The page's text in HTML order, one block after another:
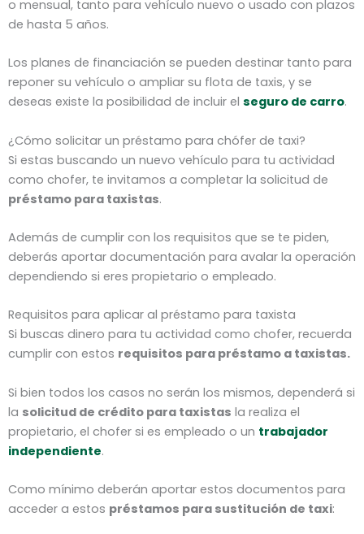
o mensual, tanto para vehículo nuevo o usado con plazos
de hasta 5 años.
Los planes de financiación se pueden destinar tanto para
reponer su vehículo o ampliar su flota de taxis, y se
deseas existe la posibilidad de incluir el seguro de carro.
¿Cómo solicitar un préstamo para chófer de taxi?
Si estas buscando un nuevo vehículo para tu actividad
como chofer, te invitamos a completar la solicitud de
préstamo para taxistas.
Además de cumplir con los requisitos que se te piden,
deberás aportar documentación para avalar la operación
dependiendo si eres propietario o empleado.
Requisitos para aplicar al préstamo para taxista
Si buscas dinero para tu actividad como chofer, recuerda
cumplir con estos requisitos para préstamo a taxistas.
Si bien todos los casos no serán los mismos, dependerá si
la solicitud de crédito para taxistas la realiza el
propietario, el chofer si es empleado o un trabajador
independiente.
Como mínimo deberán aportar estos documentos para
acceder a estos préstamos para sustitución de taxi: